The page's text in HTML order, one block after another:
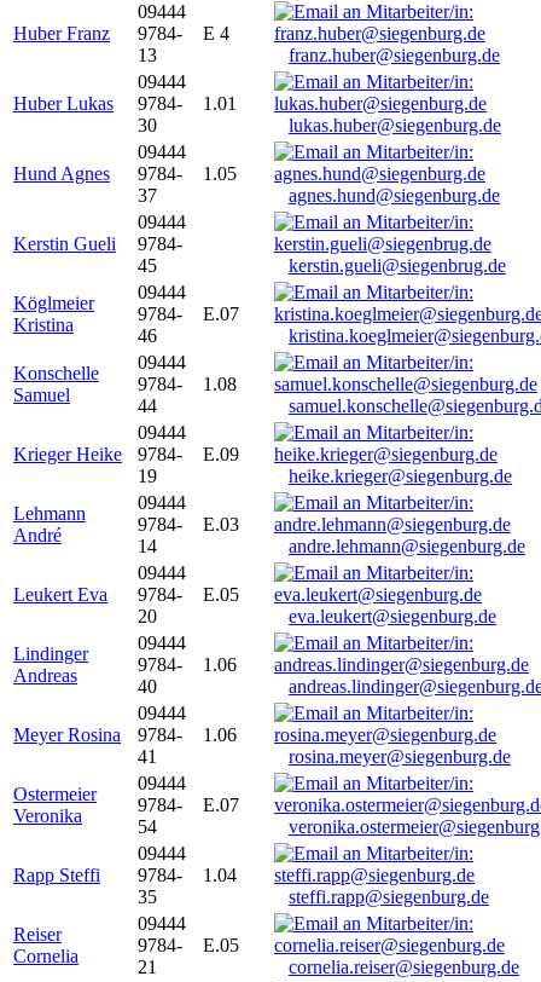
Huber Franz
09444
9784-
13
E 4
franz.huber@siegenburg.de
Huber Lukas
09444
9784-
30
1.01
lukas.huber@siegenburg.de
Hund Agnes
09444
9784-
37
1.05
agnes.hund@siegenburg.de
Kerstin Gueli
09444
9784-
45
kerstin.gueli@siegenbrug.de
Köglmeier
Kristina
09444
9784-
46
E.07
Konschelle
Samuel
09444
9784-
44
1.08
Krieger Heike
09444
9784-
19
E.09
heike.krieger@siegenburg.de
Lehmann
André
09444
9784-
14
E.03
andre.lehmann@siegenburg.de
Leukert Eva
09444
9784-
20
E.05
eva.leukert@siegenburg.de
Lindinger
Andreas
09444
9784-
40
1.06
Meyer Rosina
09444
9784-
41
1.06
rosina.meyer@siegenburg.de
Ostermeier
Veronika
09444
9784-
54
E.07
Rapp Steffi
09444
9784-
35
1.04
steffi.rapp@siegenburg.de
Reiser
Cornelia
09444
9784-
21
E.05
cornelia.reiser@siegenburg.de